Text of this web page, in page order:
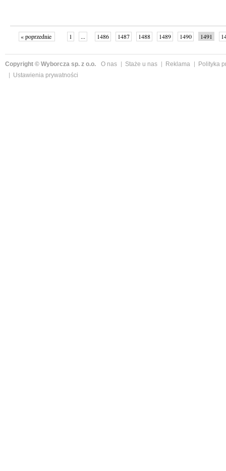
« poprzednie 1 ... 1486 1487 1488 1489 1490 1491
Copyright © Wyborcza sp. z o.o. O nas Staże u nas Reklama
Polityka
Ustawienia prywatności